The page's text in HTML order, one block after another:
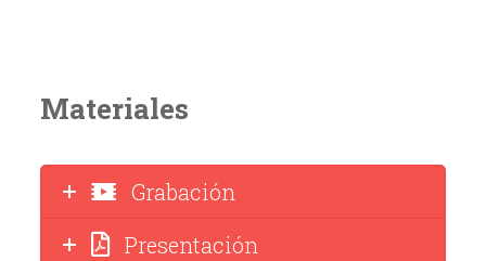
Materiales
Grabación
Presentación